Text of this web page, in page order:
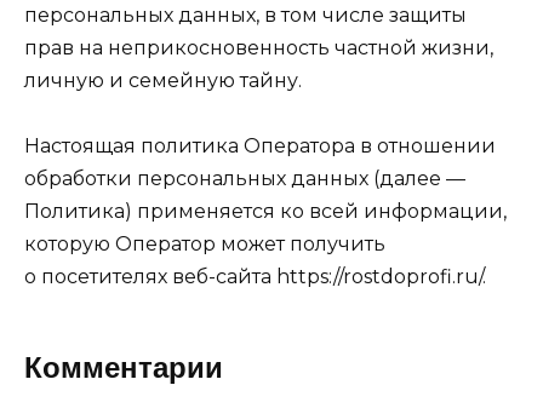
персональных данных, в том числе защиты
прав на неприкосновенность частной жизни,
личную и семейную тайну.
Настоящая политика Оператора в отношении
обработки персональных данных (далее —
Политика) применяется ко всей информации,
которую Оператор может получить
о посетителях веб-сайта https://rostdoprofi.ru/.
Комментарии